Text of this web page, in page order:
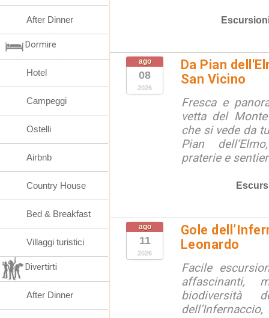
ago
08
2026
Da Pian
San Vicino
Fresca e
vetta del
che si vede da
Pian
praterie e
ago
11
2026
Gole
Leonardo
Facile
affascinanti,
biodiversità
After Dinner
Dormire
Hotel
Campeggi
Ostelli
Airbnb
Country House
Bed & Breakfast
Villaggi turistici
Divertirti
After Dinner